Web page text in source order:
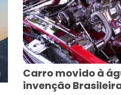
Carro movido à
invenção